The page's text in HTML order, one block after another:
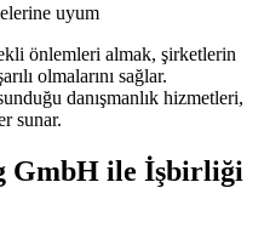
uyum
önlemleri almak, şirketlerin
olmalarını sağlar.
danışmanlık hizmetleri,
sunar.
GmbH ile İşbirliği